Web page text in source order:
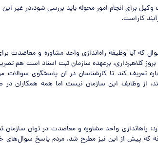
برای انجام امور محوله باید بررسی ‌شود،در غیر
کاراست.
که آیا وظیفه راه‌اندازی واحد مشاوره و معاضدت
کلاهبرداری، برعهده سازمان ثبت اسناد است هم
تعریف کند تا کارشناسان در آن پاسخگوی سوالات
از وظایف این سازمان نیست اما همه همکاران در
راه‏اندازی واحد مشاوره و معاضدت در توان
که پیش از این نیز مطرح شد، مردم پاسخ